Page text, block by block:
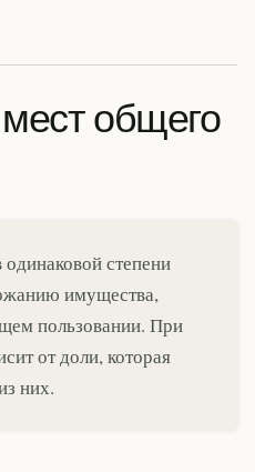
общего
степени
имущества,
пользовании. При
от доли, которая
них.